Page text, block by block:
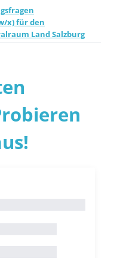
x) für den
Land Salzburg